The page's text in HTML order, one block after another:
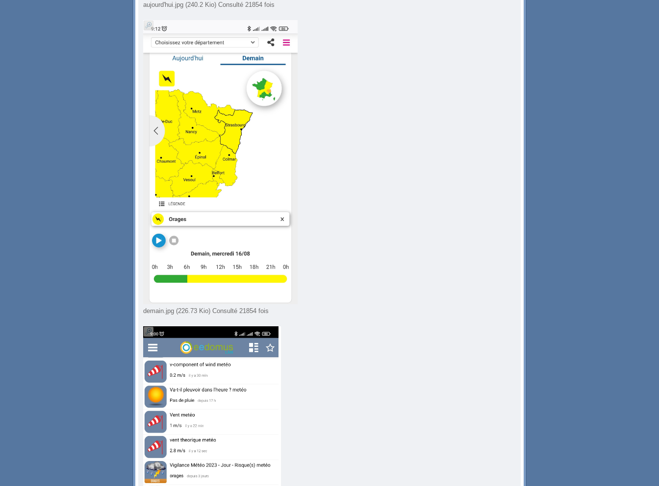
aujourd'hui.jpg (240.2 Kio) Consulté 21854 fois
demain.jpg (226.73 Kio) Consulté 21854 fois